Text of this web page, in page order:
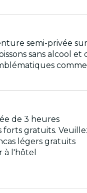
semi-privée
sans alcool
de 3 heures
gratuits.
légers gratuits
à l'hôtel